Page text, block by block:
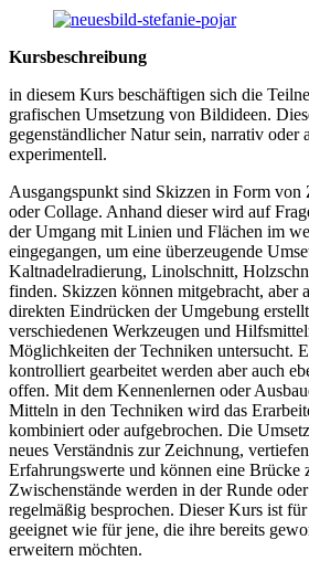
Kursbeschreibung
in diesem Kurs beschäftigen sich die
grafischen Umsetzung von Bildideen.
gegenständlicher Natur sein, narrativ oder
experimentell.
Ausgangspunkt sind Skizzen in Form von
oder Collage. Anhand dieser wird auf
der Umgang mit Linien und Flächen im
eingegangen, um eine überzeugende
Kaltnadelradierung, Linolschnitt,
finden. Skizzen können mitgebracht, aber
direkten Eindrücken der Umgebung
verschiedenen Werkzeugen und
Möglichkeiten der Techniken untersucht.
kontrolliert gearbeitet werden aber auch
offen. Mit dem Kennenlernen oder
Mitteln in den Techniken wird das
kombiniert oder aufgebrochen. Die
neues Verständnis zur Zeichnung,
Erfahrungswerte und können eine Brücke
Zwischenstände werden in der Runde
regelmäßig besprochen. Dieser Kurs ist
geeignet wie für jene, die ihre bereits
erweitern möchten.